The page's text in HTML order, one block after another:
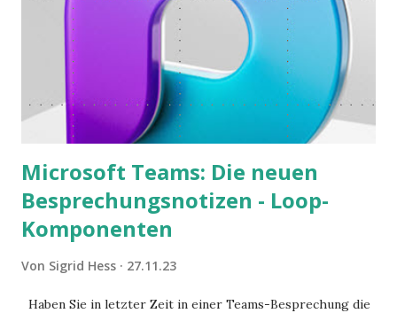
Microsoft Teams: Die neuen
Besprechungsnotizen - Loop-
Komponenten
Von Sigrid Hess 27.11.23
Haben Sie in letzter Zeit in einer Teams-Besprechung die